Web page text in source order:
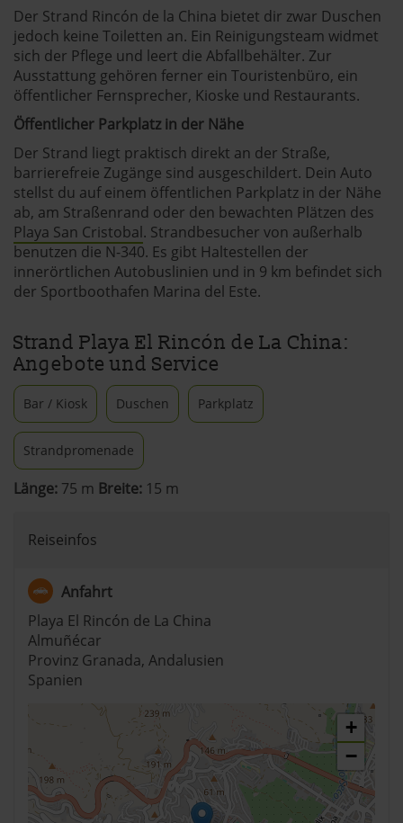
Der Strand Rincón de la China bietet dir zwar Duschen
jedoch keine Toiletten an. Ein Reinigungsteam widmet
sich der Pflege und leert die Abfallbehälter. Zur
Ausstattung gehören ferner ein Touristenbüro, ein
öffentlicher Fernsprecher, Kioske und Restaurants.
Öffentlicher Parkplatz in der Nähe
Der Strand liegt praktisch direkt an der Straße,
barrierefreie Zugänge sind ausgeschildert. Dein Auto
stellst du auf einem öffentlichen Parkplatz in der Nähe
ab, am Straßenrand oder den bewachten Plätzen des
Playa San Cristobal. Strandbesucher von außerhalb
benutzen die N-340. Es gibt Haltestellen der
innerörtlichen Autobuslinien und in 9 km befindet sich
der Sportboothafen Marina del Este.
Strand Playa El Rincón de La China:
Angebote und Service
Bar / Kiosk Duschen Parkplatz
Strandpromenade
Länge: 75 m Breite: 15 m
Reiseinfos
Anfahrt
Playa El Rincón de La China
Almuñécar
Provinz Granada, Andalusien
Spanien
+
−